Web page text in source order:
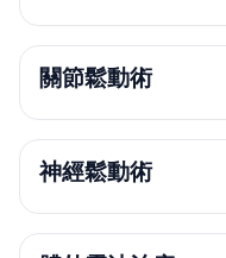
關節鬆動術
神經鬆動術